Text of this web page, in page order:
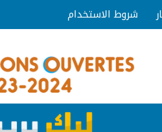
شروط الاستخدام